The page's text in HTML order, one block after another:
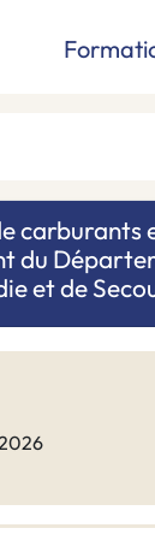
carburants
du
et de